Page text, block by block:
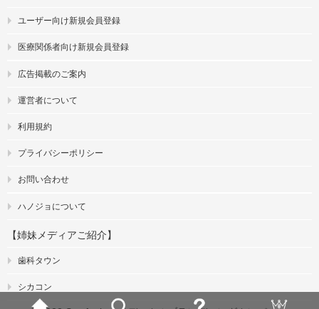
ユーザー向け新規会員登録
医療関係者向け新規会員登録
広告掲載のご案内
運営者について
利用規約
プライバシーポリシー
お問い合わせ
ハノジョについて
【姉妹メディアご紹介】
歯科タウン
シカコン